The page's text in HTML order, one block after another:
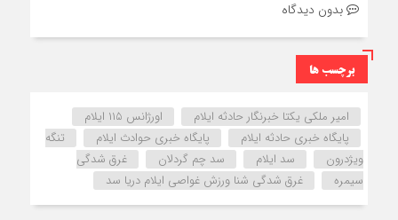
بدون دیدگاه
برچسب ها
امیر ملکی یکتا خبرنگار حادثه ایلام
اورژانس ۱۱۵ ایلام
پایگاه خبری حادثه ایلام
پایگاه خبری حوادث ایلام
تنگه
ویژدرون
سد ایلام سد چم گردلان
غرق شدگی
سیمره
غرق شدگی شنا ورزش غواصی ایلام دریا سد